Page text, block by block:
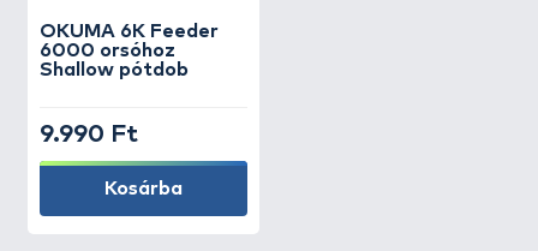
OKUMA 6K Feeder
6000 orsóhoz
Shallow pótdob
9.990 Ft
Kosárba